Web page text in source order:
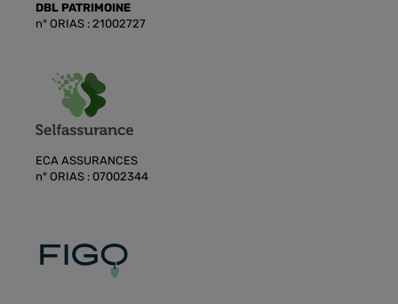
DBL PATRIMOINE
n° ORIAS : 21002727
ECA ASSURANCES
n° ORIAS : 07002344